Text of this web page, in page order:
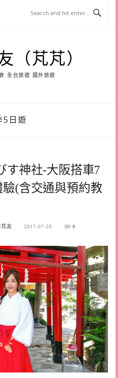
（芃芃）
全台旅遊 國外旅遊
5日遊
す神社-大阪搭車7
(含交通與預約教
友 2017-07-20 0